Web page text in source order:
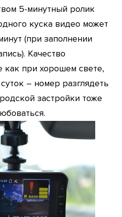
5-минутный ролик
куска видео может
(при заполнении
Качество
как при хорошем свете,
– номер разглядеть
застройки тоже